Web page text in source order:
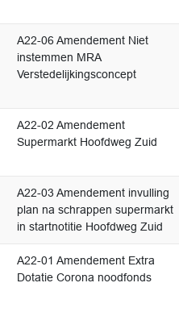
A22-06 Amendement Niet
instemmen MRA
Verstedelijkingsconcept
A22-02 Amendement
Supermarkt Hoofdweg Zuid
A22-03 Amendement invulling
plan na schrappen supermarkt
in startnotitie Hoofdweg Zuid
A22-01 Amendement Extra
Dotatie Corona noodfonds